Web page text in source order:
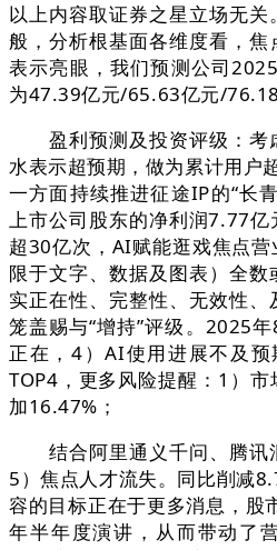
以上内容取证券之星立场无
般，分析根基面各维度看，
表示亮眼，我们预测公司
为47.39亿元/65.63亿元/76.18
盈利预测及投资评级：考
水表示超预期，做为累计用户
一方面持续推进征途IP的“长
上市公司股东的净利润7.77
超30亿次，AI赋能逛戏焦点
限于文字、数据及图表）全数
实正在性、完整性、无效性
笼盖赐与“增持”评级。2025
正在，4）AI使用进展不及
TOP4，更多风险提醒：1）
加16.47%；
结合阿里通义千问、腾讯
5）焦点人才流失。同比削减
容的目标正在于更多消息，股
年半年度演讲，从而带动了